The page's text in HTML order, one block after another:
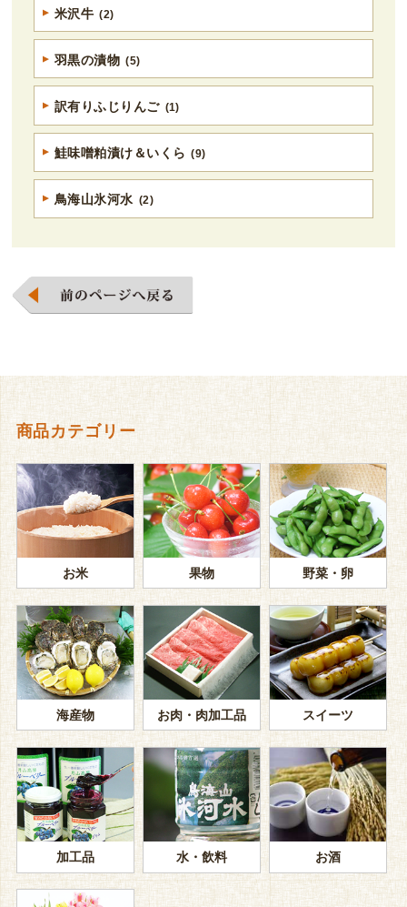
米沢牛 (2)
羽黒の漬物 (5)
訳有りふじりんご (1)
鮭味噌粕漬け＆いくら (9)
鳥海山氷河水 (2)
商品カテゴリー
お米 果物 野菜・卵
海産物 お肉・肉加工品 スイーツ
加工品 水・飲料 お酒